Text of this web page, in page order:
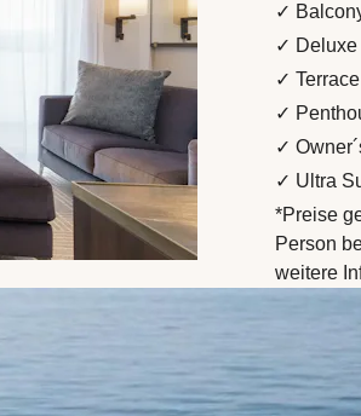
✓
✓ Deluxe
✓
✓
✓
✓ Ultra
*Preise
Person
weitere